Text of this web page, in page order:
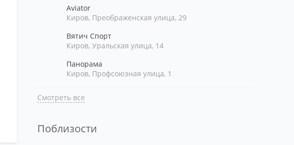
Aviator
Киров, Преображенская улица, 29
Вятич Спорт
Киров, Уральская улица, 14
Панорама
Киров, Профсоюзная улица, 1
Смотреть все
Поблизости